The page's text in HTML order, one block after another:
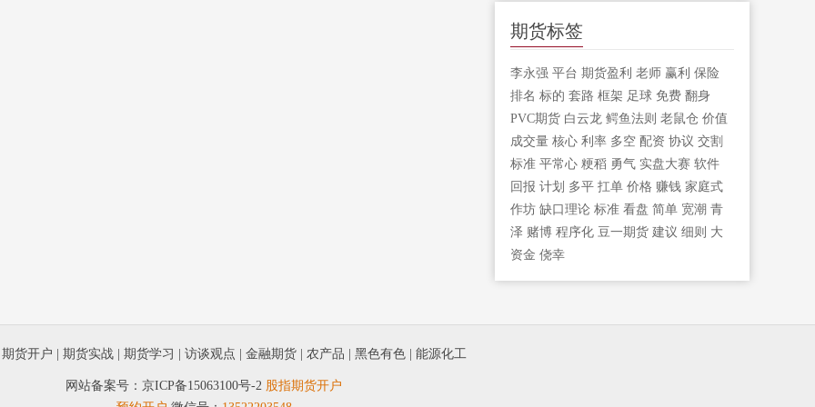
期货标签
李永强 平台 期货盈利 老师 赢利 保险
排名 标的 套路 框架 足球 免费 翻身
PVC期货 白云龙 鳄鱼法则 老鼠仓 价值
成交量 核心 利率 多空 配资 协议 交割
标准 平常心 粳稻 勇气 实盘大赛 软件
回报 计划 多平 扛单 价格 赚钱 家庭式
作坊 缺口理论 标准 看盘 简单 宽潮 青
泽 赌博 程序化 豆一期货 建议 细则 大
资金 侥幸
期货开户 期货实战 期货学习 访谈观点 金融期货 农产品 黑色有色 能源化工
网站备案号： 京ICP备15063100号-2 股指期货开户